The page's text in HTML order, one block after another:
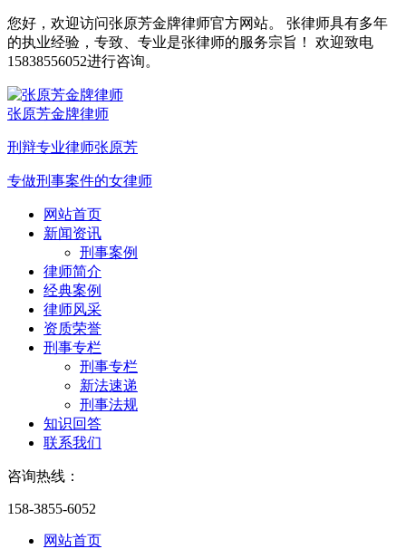
您好，欢迎访问张原芳金牌律师官方网站。 张律师具有多年
的执业经验，专致、专业是张律师的服务宗旨！ 欢迎致电
15838556052进行咨询。
张原芳金牌律师
刑辩专业律师张原芳
专做刑事案件的女律师
网站首页
新闻资讯
刑事案例
律师简介
经典案例
律师风采
资质荣誉
刑事专栏
刑事专栏
新法速递
刑事法规
知识回答
联系我们
咨询热线：
158-3855-6052
网站首页